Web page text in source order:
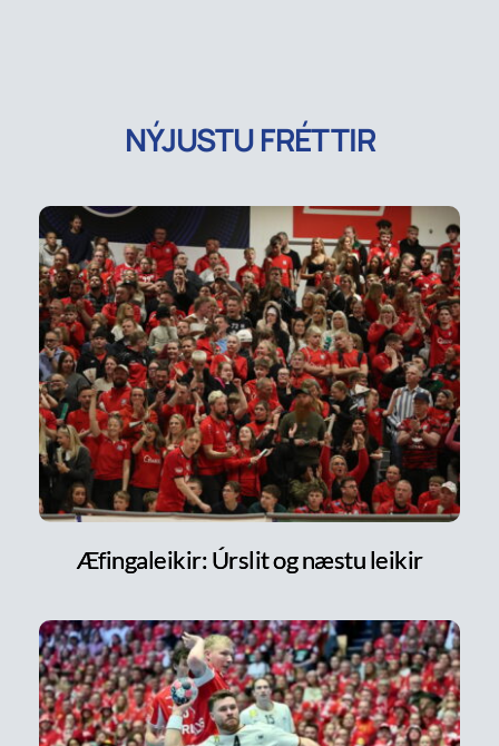
NÝJUSTU FRÉTTIR
Æfingaleikir: Úrslit og næstu leikir